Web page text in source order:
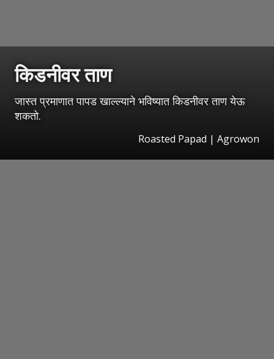
किडनीवर ताण
जास्त प्रमाणात पापड खाल्ल्याने भविष्यात किडनीवर ताण येऊ
शकतो.
Roasted Papad | Agrowon